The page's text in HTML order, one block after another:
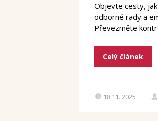
Objevte cesty,
odborné rady a
Převezměte
Celý článek
18.11. 2025